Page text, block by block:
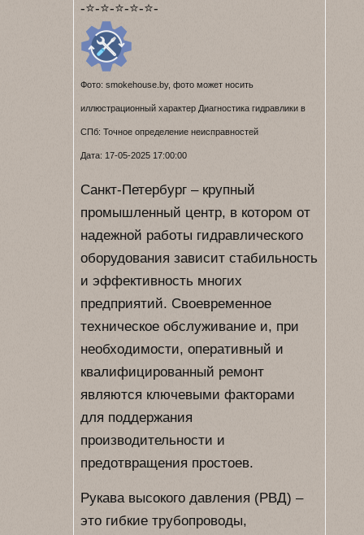
-⭐-⭐-⭐-⭐-⭐-
Фото: smokehouse.by, фото может носить
иллюстрационный характер Диагностика гидравлики в
СПб: Точное определение неисправностей
Дата: 17-05-2025 17:00:00
Санкт-Петербург – крупный
промышленный центр, в котором от
надежной работы гидравлического
оборудования зависит стабильность
и эффективность многих
предприятий. Своевременное
техническое обслуживание и, при
необходимости, оперативный и
квалифицированный ремонт
являются ключевыми факторами
для поддержания
производительности и
предотвращения простоев.
Рукава высокого давления (РВД) –
это гибкие трубопроводы,